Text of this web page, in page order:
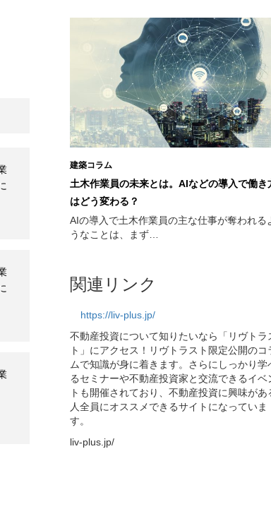
建築コラム
土木作業員の未来とは。AIなどの導入で働き
はどう変わる？
AIの導入で土木作業員の主な仕事が奪われる
うなことは、まず…
関連リンク
https://liv-plus.jp/
不動産投資について知りたいなら「リヴトラ
ト」にアクセス！リヴトラスト限定公開のコ
ムで知識が身に着きます。さらにしっかり学
るセミナーや不動産投資家と交流できるイベ
トも開催されており、不動産投資に興味があ
人全員にオススメできるサイトになっていま
す。
liv-plus.jp/